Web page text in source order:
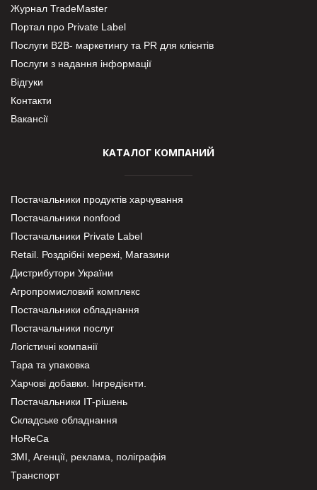
Журнал TradeMaster
Портал про Private Label
Послуги В2В- маркетингу та PR для клієнтів
Послуги з надання інформації
Відгуки
Контакти
Вакансії
КАТАЛОГ КОМПАНИЙ
Постачальники продуктів харчування
Постачальники nonfood
Постачальники Private Label
Retail. Роздрібні мережі, Магазини
Дистрибутори України
Агропромисловий комплекс
Постачальники обладнання
Постачальники послуг
Логістичні компанії
Тара та упаковка
Харчові добавки. Інгредієнти.
Постачальники IT-рішень
Складське обладнання
HoReCa
ЗМІ, Агенції, реклама, поліграфія
Транспорт